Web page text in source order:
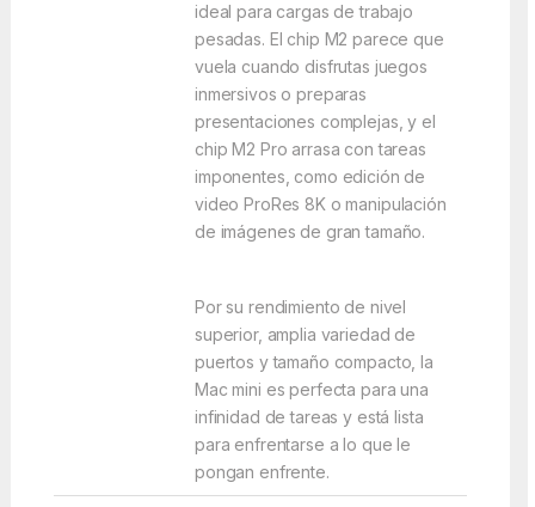
ideal para cargas de trabajo
pesadas. El chip M2 parece que
vuela cuando disfrutas juegos
inmersivos o preparas
presentaciones complejas, y el
chip M2 Pro arrasa con tareas
imponentes, como edición de
video ProRes 8K o manipulación
de imágenes de gran tamaño.
Por su rendimiento de nivel
superior, amplia variedad de
puertos y tamaño compacto, la
Mac mini es perfecta para una
infinidad de tareas y está lista
para enfrentarse a lo que le
pongan enfrente.